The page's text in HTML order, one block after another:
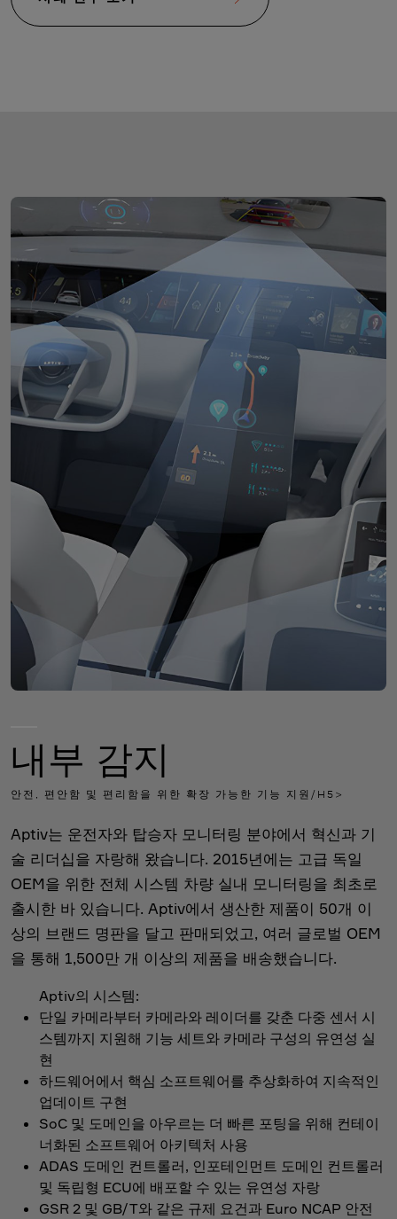
내부 감지
안전, 편안함 및 편리함을 위한 확장 가능한 기능 지원/H5>
Aptiv는 운전자와 탑승자 모니터링 분야에서 혁신과 기
술 리더십을 자랑해 왔습니다. 2015년에는 고급 독일
OEM을 위한 전체 시스템 차량 실내 모니터링을 최초로
출시한 바 있습니다. Aptiv에서 생산한 제품이 50개 이
상의 브랜드 명판을 달고 판매되었고, 여러 글로벌 OEM
을 통해 1,500만 개 이상의 제품을 배송했습니다.
Aptiv의 시스템:
단일 카메라부터 카메라와 레이더를 갖춘 다중 센서 시
스템까지 지원해 기능 세트와 카메라 구성의 유연성 실
현
하드웨어에서 핵심 소프트웨어를 추상화하여 지속적인
업데이트 구현
SoC 및 도메인을 아우르는 더 빠른 포팅을 위해 컨테이
너화된 소프트웨어 아키텍처 사용
ADAS 도메인 컨트롤러, 인포테인먼트 도메인 컨트롤러
및 독립형 ECU에 배포할 수 있는 유연성 자랑
GSR 2 및 GB/T와 같은 규제 요건과 Euro NCAP 안전